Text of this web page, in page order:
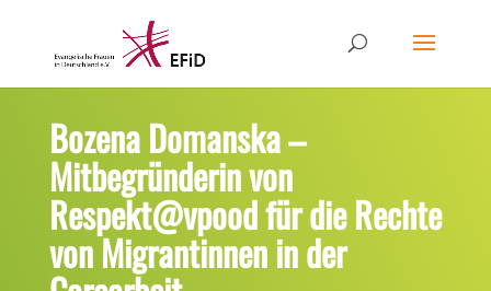
Bozena Domanska –
Mitbegründerin von
Respekt@vpood für die Rechte
von Migrantinnen in der